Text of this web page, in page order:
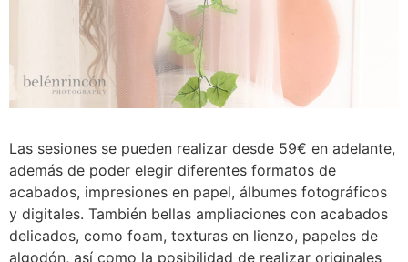
Las sesiones se pueden realizar desde 59€ en adelante,
además de poder elegir diferentes formatos de
acabados, impresiones en papel, álbumes fotográficos
y digitales. También bellas ampliaciones con acabados
delicados, como foam, texturas en lienzo, papeles de
algodón, así como la posibilidad de realizar originales